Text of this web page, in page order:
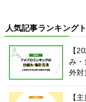
人気記事ランキング
【
み・
外対
【